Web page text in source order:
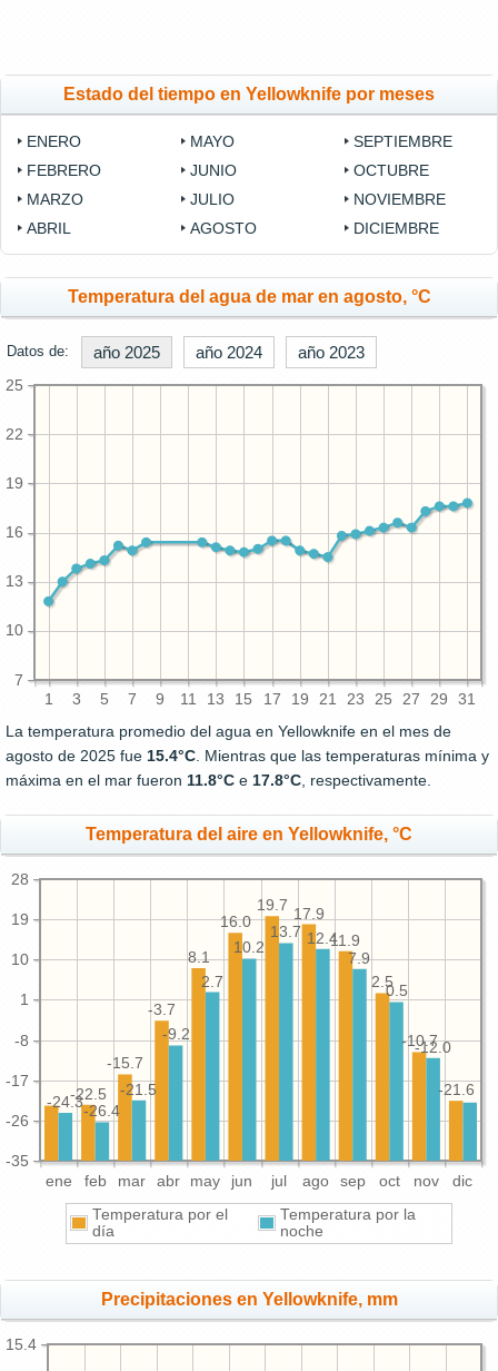
Estado del tiempo en Yellowknife por meses
ENERO
FEBRERO
MARZO
ABRIL
MAYO
JUNIO
JULIO
AGOSTO
SEPTIEMBRE
OCTUBRE
NOVIEMBRE
DICIEMBRE
Temperatura del agua de mar en agosto, °C
Datos de: año 2025 año 2024 año 2023
1 3 5 7 9 11 13 15 17 19 21 23 25 27 29 31
7
10
13
16
19
22
25
La temperatura promedio del agua en Yellowknife en el mes de
agosto de 2025 fue 15.4°C . Mientras que las temperaturas mínima y
máxima en el mar fueron 11.8°C e 17.8°C , respectivamente.
Temperatura del aire en Yellowknife, °C
ene feb mar abr may jun jul ago sep oct nov dic
-35
-26
-17
-8
1
10
19
28
-21.6
-10.7
2.5
11.9
17.9
19.7
16.0
8.1
-3.7
-15.7
-22.5
-12.0
0.5
7.9
12.4
13.7
10.2
2.7
-9.2
-21.5
-26.4
-24.3
Temperatura por el
día
Temperatura por la
noche
Precipitaciones en Yellowknife, mm
15.4